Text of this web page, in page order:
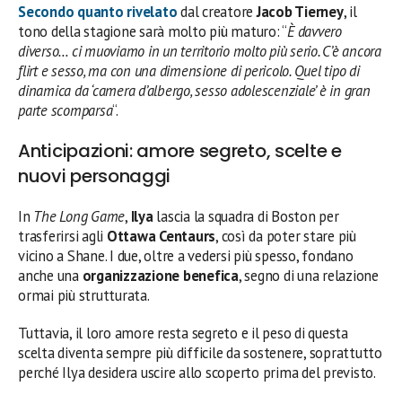
Secondo quanto rivelatodal creatoreJacob Tierney, il
tono della stagione sarà molto più maturo: “È davvero
diverso… ci muoviamo in un territorio molto più serio. C’è ancora
flirt e sesso, ma con una dimensione di pericolo. Quel tipo di
dinamica da ‘camera d’albergo, sesso adolescenziale’ è in gran
parte scomparsa“.
Anticipazioni: amore segreto, scelte e
nuovi personaggi
In The Long Game, Ilyalascia la squadra di Boston per
trasferirsi agli Ottawa Centaurs, così da poter stare più
vicino a Shane. I due, oltre a vedersi più spesso, fondano
anche una organizzazione benefica, segno di una relazione
ormai più strutturata.
Tuttavia, il loro amore resta segreto e il peso di questa
scelta diventa sempre più difficile da sostenere, soprattutto
perché Ilya desidera uscire allo scoperto prima del previsto.